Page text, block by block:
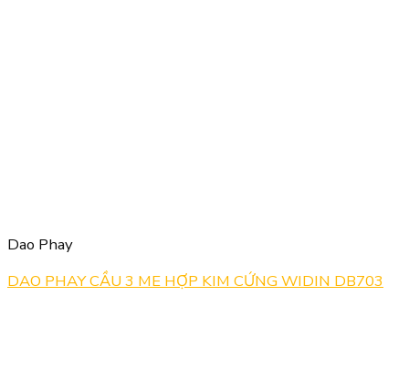
Dao Phay
DAO PHAY CẦU 3 ME HỢP KIM CỨNG WIDIN DB703